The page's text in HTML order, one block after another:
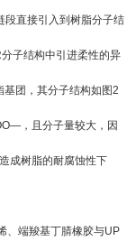
段直接引入到树脂分子结
分子结构中引进柔性的异
基团，其分子结构如图2
—，且分子量较大，因
成树脂的耐腐蚀性下
、端羧基丁腈橡胶与UP